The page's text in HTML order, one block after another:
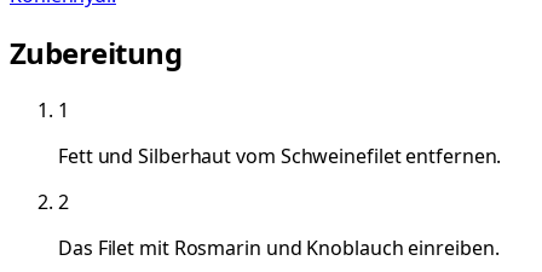
Zubereitung
1
Fett und Silberhaut vom Schweinefilet entfernen.
2
Das Filet mit Rosmarin und Knoblauch einreiben.